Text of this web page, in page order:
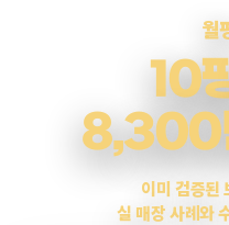
월
10
8,300
이미 검증된
실 매장 사례와